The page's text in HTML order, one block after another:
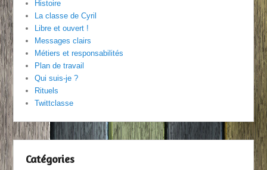
Histoire
La classe de Cyril
Libre et ouvert !
Messages clairs
Métiers et responsabilités
Plan de travail
Qui suis-je ?
Rituels
Twittclasse
Catégories